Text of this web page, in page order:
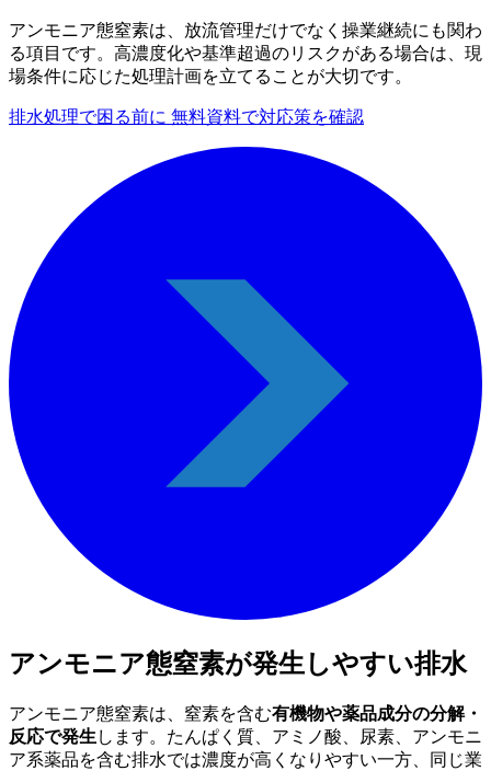
アンモニア態窒素は、放流管理だけでなく操業継続にも関わ
る項目です。高濃度化や基準超過のリスクがある場合は、現
場条件に応じた処理計画を立てることが大切です。
排水処理で困る前に 無料資料で対応策を確認
アンモニア態窒素が発生しやすい排水
アンモニア態窒素は、窒素を含む有機物や薬品成分の分解・
反応で発生 します。たんぱく質、アミノ酸、尿素、アンモニ
ア系薬品を含む排水では濃度が高くなりやすい一方、同じ業